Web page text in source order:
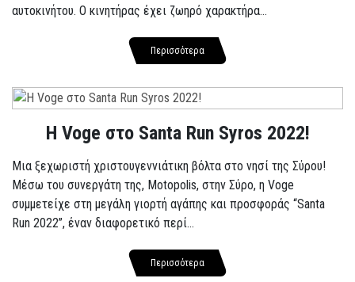
αυτοκινήτου. Ο κινητήρας έχει ζωηρό χαρακτήρα...
Περισσότερα
Η Voge στο Santa Run Syros 2022!
Μια ξεχωριστή χριστουγεννιάτικη βόλτα στο νησί της Σύρου!
Μέσω του συνεργάτη της, Motopolis, στην Σύρο, η Voge
συμμετείχε στη μεγάλη γιορτή αγάπης και προσφοράς “Santa
Run 2022”, έναν διαφορετικό περί...
Περισσότερα